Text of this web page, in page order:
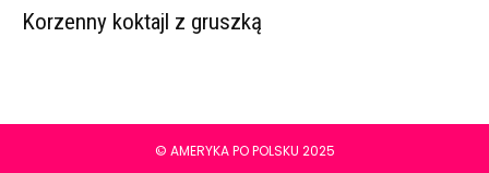
Korzenny koktajl z gruszką
© AMERYKA PO POLSKU 2025